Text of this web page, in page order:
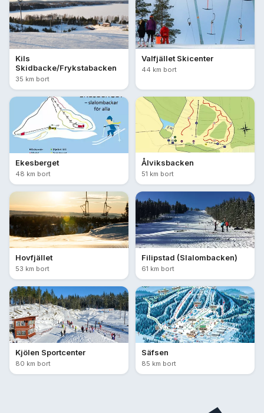
Kils
Skidbacke/Frykstabacken
35 km bort
Valfjället Skicenter
44 km bort
Ekesberget
48 km bort
Ålviksbacken
51 km bort
Hovfjället
53 km bort
Filipstad (Slalombacken)
61 km bort
Kjölen Sportcenter
80 km bort
Säfsen
85 km bort